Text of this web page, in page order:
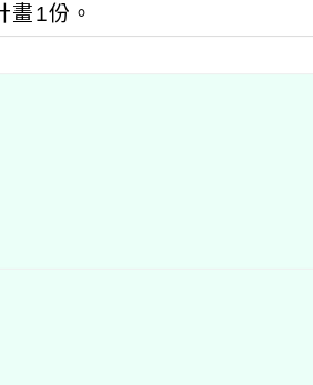
畫1份。